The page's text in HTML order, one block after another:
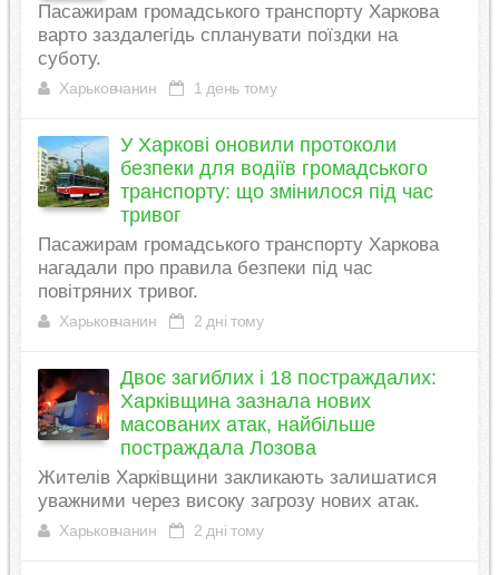
Пасажирам громадського транспорту Харкова
варто заздалегідь спланувати поїздки на
суботу.
Харьковчанин 1 день тому
У Харкові оновили протоколи
безпеки для водіїв громадського
транспорту: що змінилося під час
тривог
Пасажирам громадського транспорту Харкова
нагадали про правила безпеки під час
повітряних тривог.
Харьковчанин 2 дні тому
Двоє загиблих і 18 постраждалих:
Харківщина зазнала нових
масованих атак, найбільше
постраждала Лозова
Жителів Харківщини закликають залишатися
уважними через високу загрозу нових атак.
Харьковчанин 2 дні тому